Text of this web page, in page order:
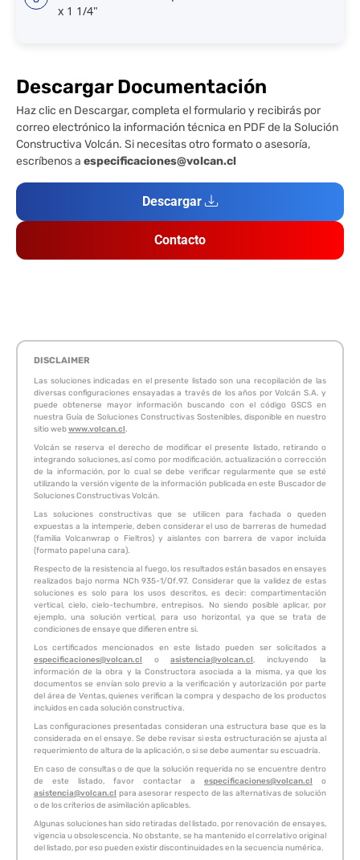
x 1 1/4"
Descargar Documentación
Haz clic en Descargar, completa el formulario y recibirás por
correo electrónico la información técnica en PDF de la Solución
Constructiva Volcán. Si necesitas otro formato o asesoría,
escríbenos a especificaciones@volcan.cl
Descargar
Contacto
DISCLAIMER
Las soluciones indicadas en el presente listado son una recopilación de las
diversas configuraciones ensayadas a través de los años por Volcán S.A. y
puede obtenerse mayor información buscando con el código GSCS en
nuestra Guía de Soluciones Constructivas Sostenibles, disponible en nuestro
sitio webwww.volcan.cl.
Volcán se reserva el derecho de modificar el presente listado, retirando o
integrando soluciones, así como por modificación, actualización o corrección
de la información, por lo cual se debe verificar regularmente que se esté
utilizando la versión vigente de la información publicada en este Buscador de
Soluciones Constructivas Volcán.
Las soluciones constructivas que se utilicen para fachada o queden
expuestas a la intemperie, deben considerar el uso de barreras de humedad
(familia Volcanwrap o Fieltros) y aislantes con barrera de vapor incluida
(formato papel una cara).
Respecto de la resistencia al fuego, los resultados están basados en ensayes
realizados bajo norma NCh 935-1/Of.97. Considerar que la validez de estas
soluciones es solo para los usos descritos, es decir: compartimentación
vertical, cielo, cielo-techumbre, entrepisos. No siendo posible aplicar, por
ejemplo, una solución vertical, para uso horizontal, ya que se trata de
condiciones de ensaye que difieren entre si.
Los certificados mencionados en este listado pueden ser solicitados a
especificaciones@volcan.cl o asistencia@volcan.cl, incluyendo la
información de la obra y la Constructora asociada a la misma, ya que los
documentos se envían solo previo a la verificación y autorización por parte
del área de Ventas, quienes verifican la compra y despacho de los productos
incluidos en cada solución constructiva.
Las configuraciones presentadas consideran una estructura base que es la
considerada en el ensaye. Se debe revisar si esta estructuración se ajusta al
requerimiento de altura de la aplicación, o si se debe aumentar su escuadría.
En caso de consultas o de que la solución requerida no se encuentre dentro
de este listado, favor contactar a especificaciones@volcan.cl o
asistencia@volcan.cl para asesorar respecto de las alternativas de solución
o de los criterios de asimilación aplicables.
Algunas soluciones han sido retiradas del listado, por renovación de ensayes,
vigencia u obsolescencia. No obstante, se ha mantenido el correlativo original
del listado, por eso pueden existir discontinuidades en la secuencia numérica.